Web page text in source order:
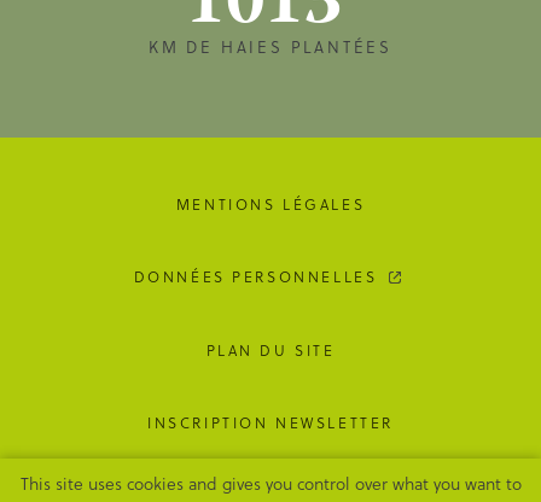
KM DE HAIES PLANTÉES
MENTIONS LÉGALES
DONNÉES PERSONNELLES
PLAN DU SITE
INSCRIPTION NEWSLETTER
GESTION DES COOKIES
This site uses cookies and gives you control over what you want to